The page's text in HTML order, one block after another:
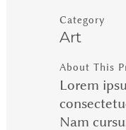
Category
Art
About This
Lorem
Nam